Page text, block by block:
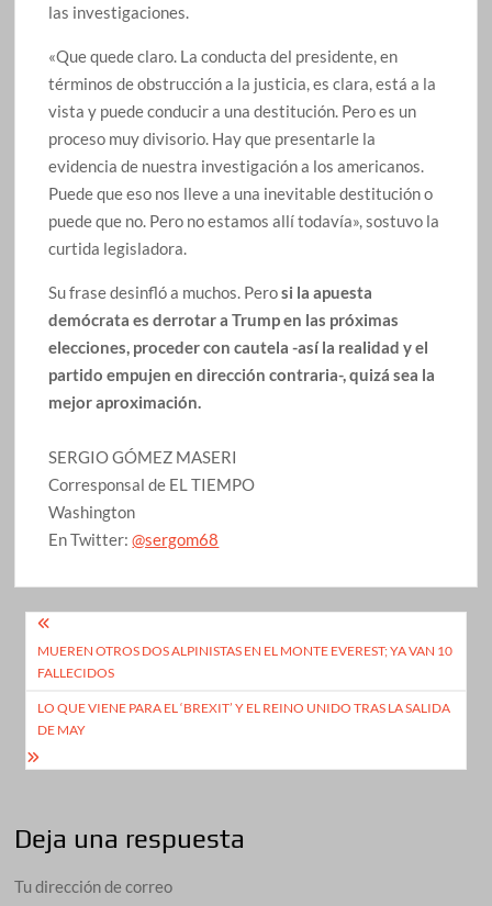
las investigaciones.
«Que quede claro. La conducta del presidente, en
términos de obstrucción a la justicia, es clara, está a la
vista y puede conducir a una destitución. Pero es un
proceso muy divisorio. Hay que presentarle la
evidencia de nuestra investigación a los americanos.
Puede que eso nos lleve a una inevitable destitución o
puede que no. Pero no estamos allí todavía», sostuvo la
curtida legisladora.
Su frase desinfló a muchos. Perosi la apuesta
demócrata es derrotar a Trump en las próximas
elecciones, proceder con cautela -así la realidad y el
partido empujen en dirección contraria-, quizá sea la
mejor aproximación.
SERGIO GÓMEZ MASERI
Corresponsal de EL TIEMPO
Washington
En Twitter:@sergom68
Navegación
de
entradas
MUEREN OTROS DOS ALPINISTAS EN EL MONTE EVEREST; YA VAN 10
FALLECIDOS
LO QUE VIENE PARA EL ‘BREXIT’ Y EL REINO UNIDO TRAS LA SALIDA
DE MAY
Deja una respuesta
Tu dirección de correo